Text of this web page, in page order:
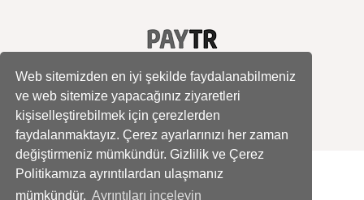
Web sitemizden en iyi şekilde faydalanabilmeniz
ve web sitemize yapacağınız ziyaretleri
kişiselleştirebilmek için çerezlerden
faydalanmaktayız. Çerez ayarlarınızı her zaman
değiştirmeniz mümkündür. Gizlilik ve Çerez
Politikamıza ayrıntılardan ulaşmanız
mümkündür. Ayrıntıları inceleyin